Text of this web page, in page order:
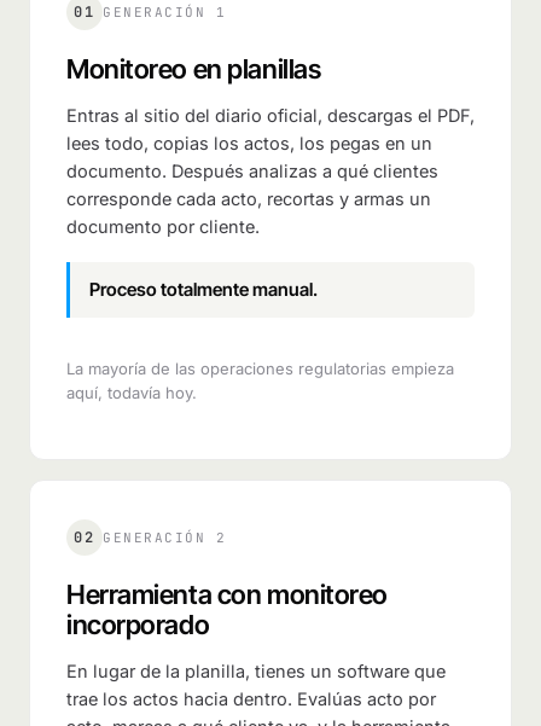
01 GENERACIÓN 1
Monitoreo en planillas
Entras al sitio del diario oficial, descargas el PDF,
lees todo, copias los actos, los pegas en un
documento. Después analizas a qué clientes
corresponde cada acto, recortas y armas un
documento por cliente.
Proceso totalmente manual.
La mayoría de las operaciones regulatorias empieza
aquí, todavía hoy.
02 GENERACIÓN 2
Herramienta con monitoreo
incorporado
En lugar de la planilla, tienes un software que
trae los actos hacia dentro. Evalúas acto por